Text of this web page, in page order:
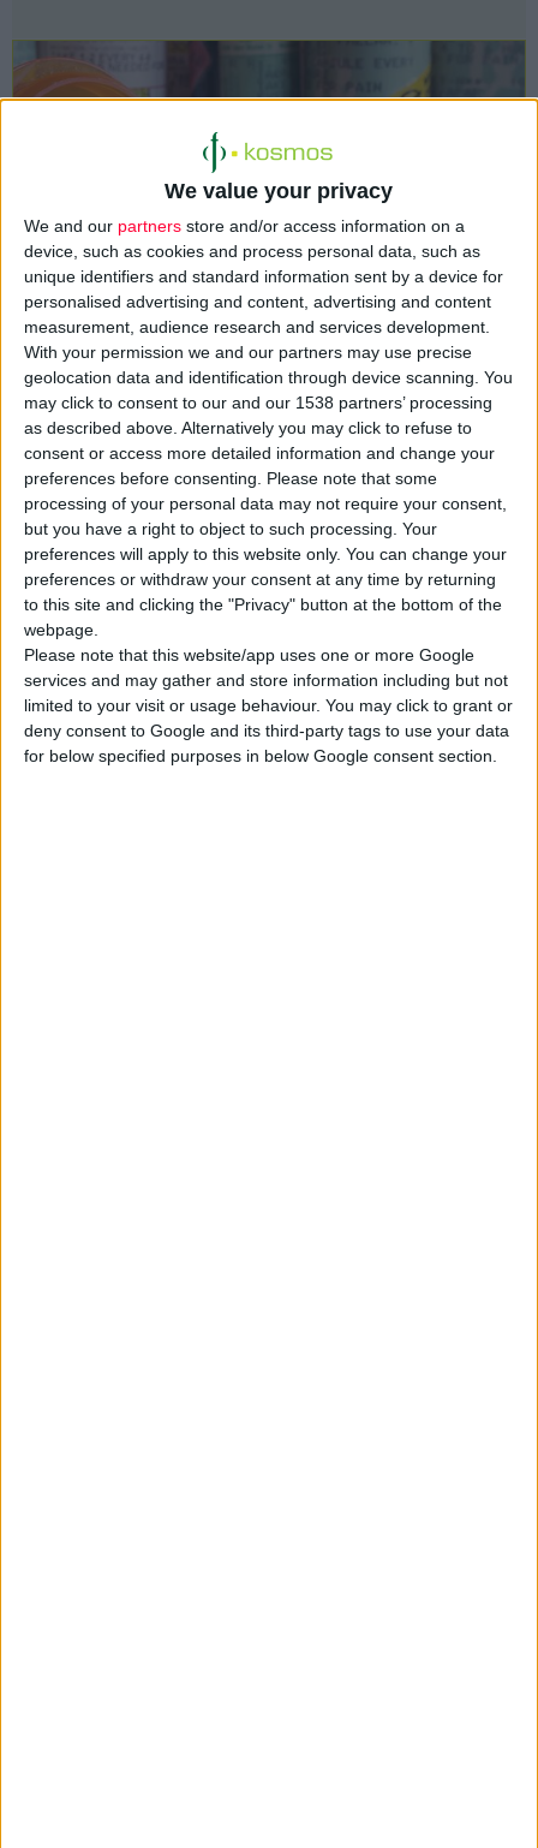
We value your privacy
We and our partners store and/or access information on a
device, such as cookies and process personal data, such as
unique identifiers and standard information sent by a device for
personalised advertising and content, advertising and content
measurement, audience research and services development.
With your permission we and our partners may use precise
geolocation data and identification through device scanning. You
may click to consent to our and our 1538 partners’ processing
as described above. Alternatively you may click to refuse to
consent or access more detailed information and change your
preferences before consenting.
Please note that some
processing of your personal data may not require your consent,
but you have a right to object to such processing. Your
preferences will apply to this website only. You can change your
preferences or withdraw your consent at any time by returning
to this site and clicking the "Privacy" button at the bottom of the
webpage.
Please note that this website/app uses one or more Google
services and may gather and store information including but not
limited to your visit or usage behaviour. You may click to grant or
deny consent to Google and its third-party tags to use your data
for below specified purposes in below Google consent section.
Πολύ ασφαλής και αποτελεσματική είναι η χρήση της
ιβουπροφαίνηςγια την αντιμετώπιση του οξέους πόνου, όταν
δεν υπερβαίνεται η συνιστώσα δόση, σύμφωνα με
μεταναλύσεις και κλινικές έρευνες, οι οποίες παρουσιάστηκαν
σε σχετική διάλεξη στο πλαίσιο του
36ου Πανελλήνιου
Συνεδρίου Γενικής Ιατρικής.
Συγκεκριμένα, η Αναπλ. Καθηγήτρια Φαρμακολογίας-Κλινικής
Φαρμακολογίας, Χρυσάνθη Σαρδέλη και η
Αγγελική
Ζακούλα , φαρμακοποιός, Medical Manager της Reckitt,
ανέφεραν πως σημαντικά κλινικά δεδομένα είναι διαθέσιμα για
να υποστηρίξουν τηναποτελεσματικότητακαι την
της OTC ιβουπροφαίνης, ενώ η παρακεταμόλη δεν